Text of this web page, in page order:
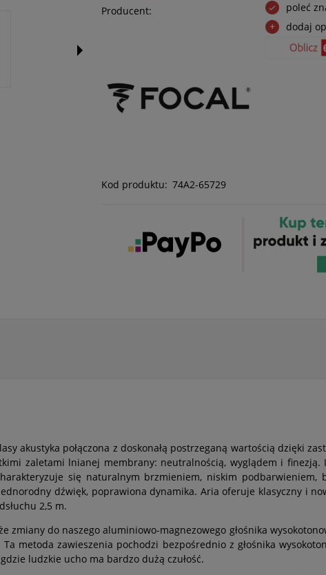
Producent:
Kod produktu: 74A2-65729
poleć
dodaj
akustyka połączona z doskonałą postrzeganą wartością dzięki
zaletami lnianej membrany: neutralnością, wyglądem i
się naturalnym brzmieniem, niskim podbarwieniem,
dźwięk, poprawiona dynamika. Aria oferuje klasyczny i
2,5 m.
zmiany do naszego aluminiowo-magnezowego głośnika
metoda zawieszenia pochodzi bezpośrednio z głośnika
ludzkie ucho ma bardzo dużą czułość.